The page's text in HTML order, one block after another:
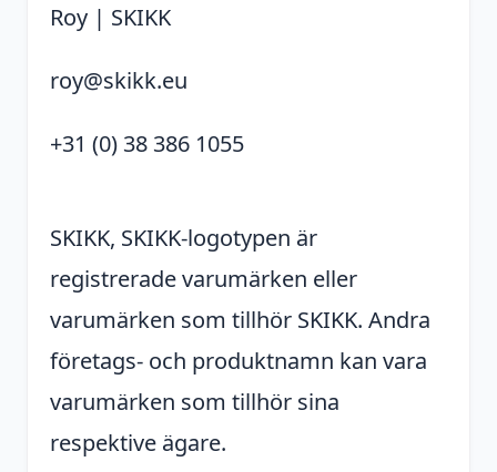
Roy | SKIKK
roy@skikk.eu
+31 (0) 38 386 1055
SKIKK, SKIKK-logotypen är
registrerade varumärken eller
varumärken som tillhör SKIKK. Andra
företags- och produktnamn kan vara
varumärken som tillhör sina
respektive ägare.